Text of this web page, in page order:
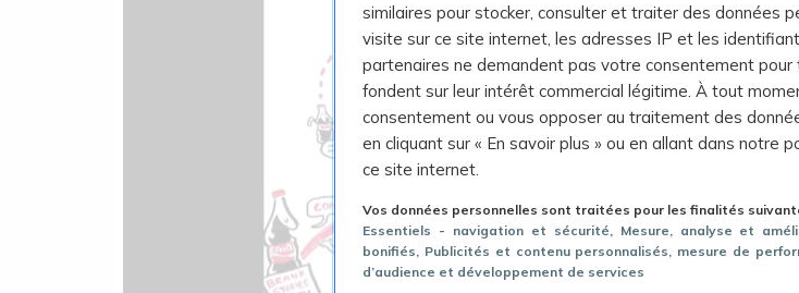
similaires pour stocker, consulter et traiter des données
visite sur ce site internet, les adresses IP et les
partenaires ne demandent pas votre consentement
fondent sur leur intérêt commercial légitime. À tout
consentement ou vous opposer au traitement des
en cliquant sur « En savoir plus » ou en allant dans notre
ce site internet.
Vos données personnelles sont traitées pour les finalités
Essentiels - navigation et sécurité , Mesure, analyse et
bonifiés , Publicités et contenu personnalisés, mesure de
d’audience et développement de services